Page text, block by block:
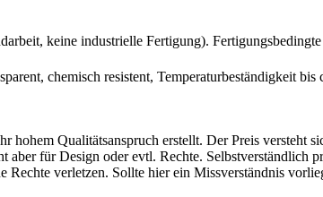
keine industrielle Fertigung).
chemisch resistent, Temperaturbeständigkeit
hohem Qualitätsanspruch erstellt. Der Preis
für Design oder evtl. Rechte. Selbstverständlich
Rechte verletzen. Sollte hier ein Missverständnis